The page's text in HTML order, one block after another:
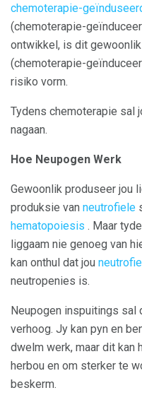
chemoterapie-
(chemoterapie-
ontwikkel, is dit
(chemoterapie-
risiko vorm.
Tydens chemoterapie sal
nagaan.
Hoe Neupogen Werk
Gewoonlik produseer jou
produksie van neutrofiele
hematopoiesis . Maar
liggaam nie genoeg van
kan onthul dat jou
neutropenies is.
Neupogen inspuitings sal
verhoog. Jy kan pyn en
dwelm werk, maar dit kan
herbou en om sterker te
beskerm.